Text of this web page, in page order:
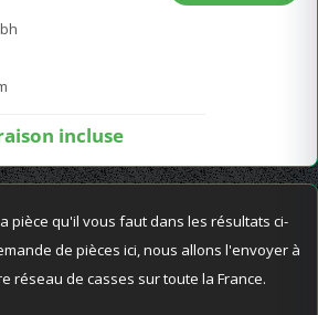
incluse
pièce qu'il vous faut dans les résultats ci-
de pièces ici, nous allons l'envoyer à
réseau de casses sur toute la France.